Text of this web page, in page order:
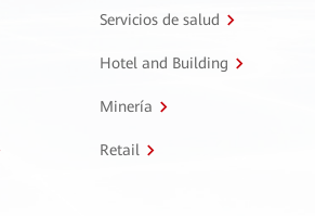
Servicios de salud
Hotel and Building
Minería
Retail